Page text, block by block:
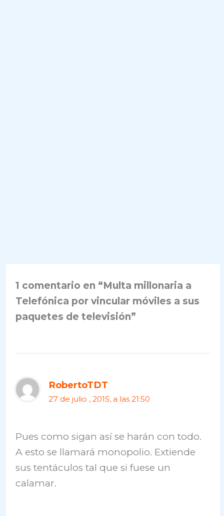
1 comentario en “Multa millonaria a
Telefónica por vincular móviles a sus
paquetes de televisión”
RobertoTDT
27 de julio , 2015, a las 21:50
Pues como sigan así se harán con todo.
A esto se llamará monopolio. Extiende
sus tentáculos tal que si fuese un
calamar.